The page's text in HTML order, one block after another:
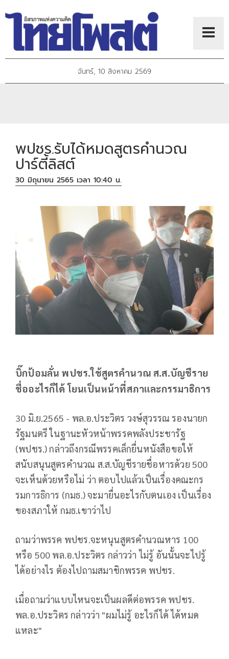
จันทร์, 10 สิงหาคม 2569
พปชร.รับได้หมดสูตรคำนวณ
ปาร์ตี้ลิสต์
30 มิถุนายน 2565 เวลา 10:40 น.
บิ๊กป้อมลั่น พปชร.ใช้สูตรคำนวณ ส.ส.บัญชีราย
ชื่ออะไรก็ได้ โยนเป็นหน้าที่สภาและกรรมาธิการ
30 มิ.ย.2565 - พล.อ.ประวิตร วงษ์สุวรรณ รองนายก
รัฐมนตรี ในฐานะหัวหน้าพรรคพลังประชารัฐ
(พปชร.) กล่าวถึงกรณีพรรคเล็กยื่นหนังสือขอให้
สนับสนุนสูตรคำนวณ ส.ส.บัญชีรายชื่อหารด้วย 500
จะเห็นด้วยหรือไม่ ว่า ตอบไปแล้วเป็นเรื่องคณะกร
รมการธิการ (กมธ.) จะมายื่นอะไรกับตนเอง เป็นเรื่อง
ของสภาให้ กมธ.เขาว่าไป
ถามว่าพรรค พปชร.จะหนุนสูตรคำนวณหาร 100
หรือ 500 พล.อ.ประวิตร กล่าวว่า ไม่รู้ อันนั้นจะไปรู้
ได้อย่างไร ต้องไปถามสมาชิกพรรค พปชร.
เมื่อถามว่าแบบไหนจะเป็นผลดีต่อพรรค พปชร.
พล.อ.ประวิตร กล่าวว่า "ผมไม่รู้ อะไรก็ได้ ได้หมด
แหละ"